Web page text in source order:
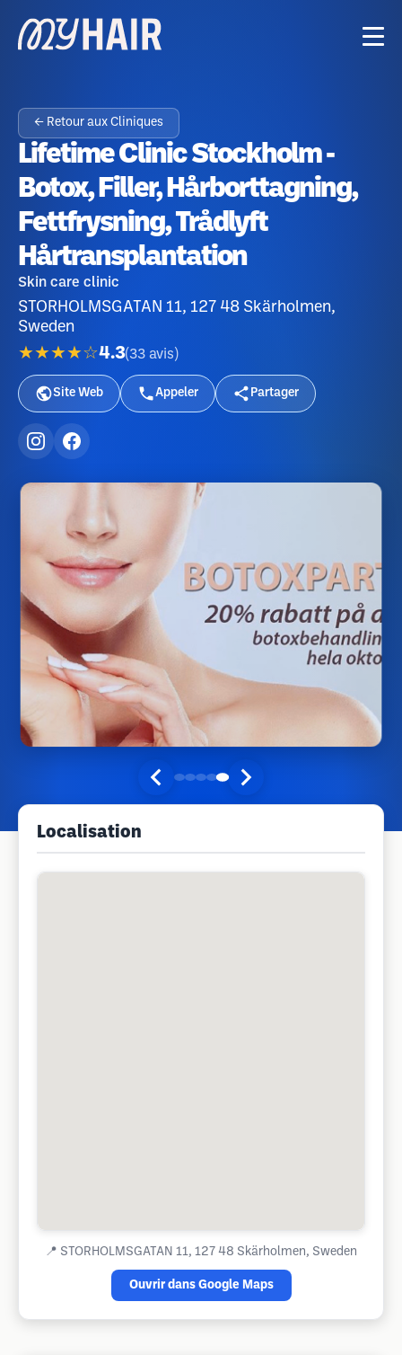
← Retour aux Cliniques
Lifetime Clinic Stockholm -
Botox, Filler, Hårborttagning,
Fettfrysning, Trådlyft
Hårtransplantation
Skin care clinic
STORHOLMSGATAN 11, 127 48 Skärholmen,
Sweden
★★★★☆4.3(33 avis )
Site Web Appeler Partager
Localisation
📍 STORHOLMSGATAN 11, 127 48 Skärholmen, Sweden
Ouvrir dans Google Maps